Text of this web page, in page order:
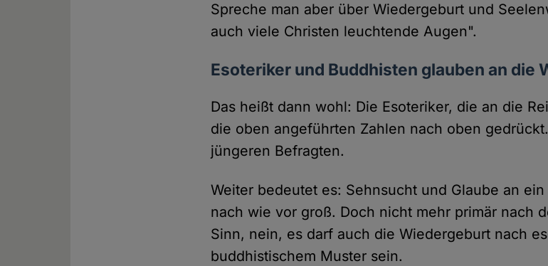
Spreche man aber über Wiedergeburt und
auch viele Christen leuchtende Augen".
Esoteriker und Buddhisten glauben an die
Das heißt dann wohl: Die Esoteriker, die an die
die oben angeführten Zahlen nach oben
jüngeren Befragten.
Weiter bedeutet es: Sehnsucht und Glaube an
nach wie vor groß. Doch nicht mehr primär nach
Sinn, nein, es darf auch die Wiedergeburt nach
buddhistischem Muster sein.